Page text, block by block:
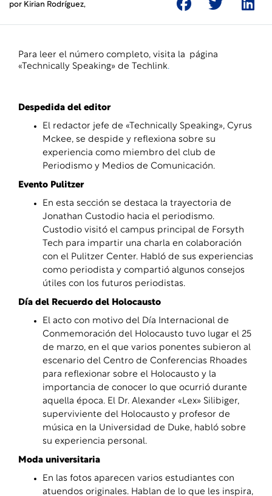
por Kirian Rodríguez,
Para leer el número completo, visita la página
«Technically Speaking» de Techlink.
Despedida del editor
El redactor jefe de «Technically Speaking», Cyrus
Mckee, se despide y reflexiona sobre su
experiencia como miembro del club de
Periodismo y Medios de Comunicación.
Evento Pulitzer
En esta sección se destaca la trayectoria de
Jonathan Custodio hacia el periodismo.
Custodio visitó el campus principal de Forsyth
Tech para impartir una charla en colaboración
con el Pulitzer Center. Habló de sus experiencias
como periodista y compartió algunos consejos
útiles con los futuros periodistas.
Día del Recuerdo del Holocausto
El acto con motivo del Día Internacional de
Conmemoración del Holocausto tuvo lugar el 25
de marzo, en el que varios ponentes subieron al
escenario del Centro de Conferencias Rhoades
para reflexionar sobre el Holocausto y la
importancia de conocer lo que ocurrió durante
aquella época. El Dr. Alexander «Lex» Silibiger,
superviviente del Holocausto y profesor de
música en la Universidad de Duke, habló sobre
su experiencia personal.
Moda universitaria
En las fotos aparecen varios estudiantes con
atuendos originales. Hablan de lo que les inspira,